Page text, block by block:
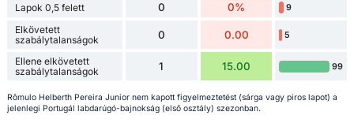
Lapok 0,5 felett 0 0% 9
Elkövetett
szabálytalanságok
0 0.00 5
Ellene elkövetett
szabálytalanságok
1 15.00 99
Rômulo Helberth Pereira Junior nem kapott figyelmeztetést (sárga vagy piros lapot) a
jelenlegi Portugál labdarúgó-bajnokság (első osztály) szezonban.